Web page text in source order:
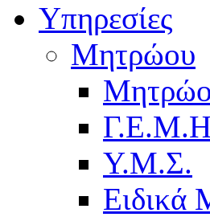
Υπηρεσίες
Μητρώου
Υ.Μ.Σ.
Ειδικά